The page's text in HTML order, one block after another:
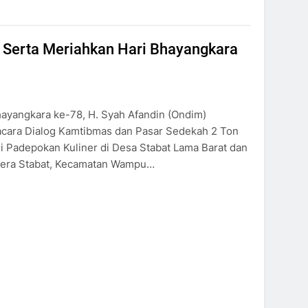
Meriahkan Hari Bhayangkara
ke-78, H. Syah Afandin (Ondim)
Dialog Kamtibmas dan Pasar Sedekah 2 Ton
Kuliner di Desa Stabat Lama Barat dan
Stabat, Kecamatan Wampu…